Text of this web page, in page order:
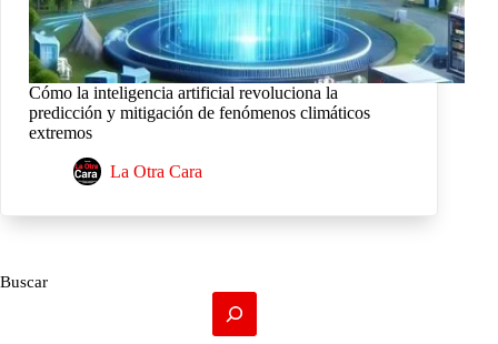
Cómo la inteligencia artificial revoluciona la
predicción y mitigación de fenómenos climáticos
extremos
La Otra Cara
Buscar